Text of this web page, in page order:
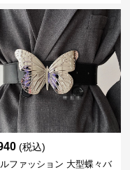
(税込)
ファッション 大型蝶々バ